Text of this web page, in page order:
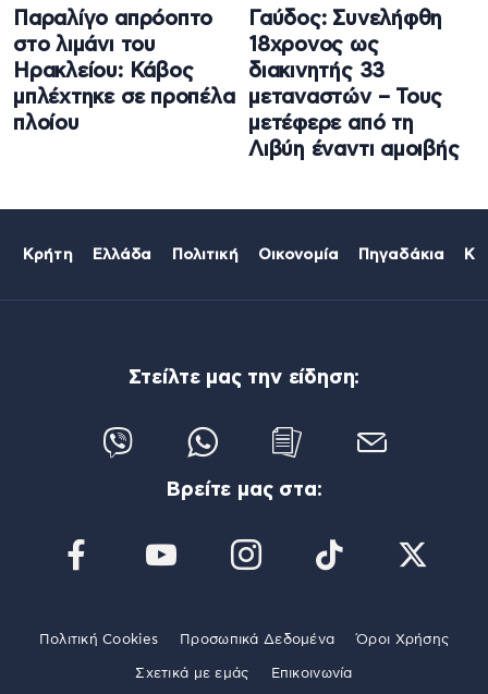
Παραλίγο απρόοπτο
στο λιμάνι του
Ηρακλείου: Κάβος
μπλέχτηκε σε προπέλα
πλοίου
Γαύδος: Συνελήφθη
18χρονος ως
διακινητής 33
μεταναστών – Τους
μετέφερε από τη
Λιβύη έναντι αμοιβής
Κρήτη Ελλάδα Πολιτική Οικονομία Πηγαδάκια
Στείλτε μας την είδηση:
Βρείτε μας στα:
Πολιτική Cookies Προσωπικά Δεδομένα Όροι Χρήσης
Σχετικά με εμάς Επικοινωνία